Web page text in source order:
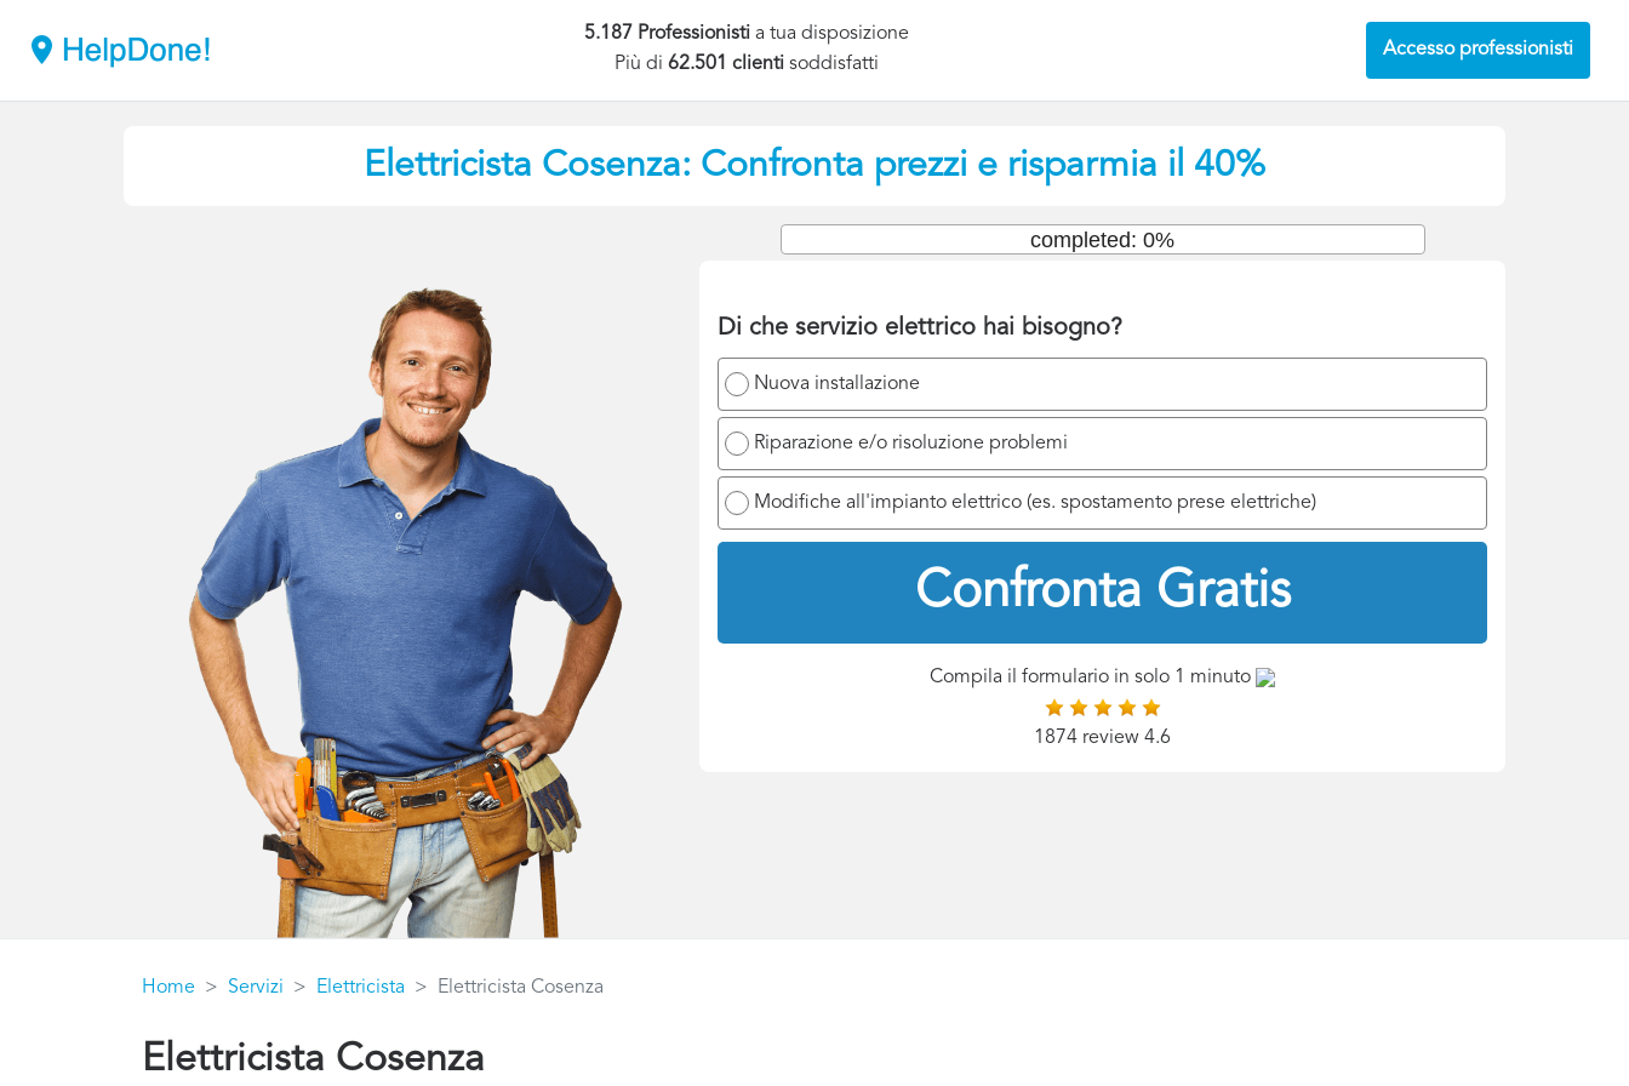
5.187 Professionisti a tua disposizione
Più di62.501 clientisoddisfatti
Accesso professionisti
Elettricista Cosenza: Confronta prezzi e risparmia il 40%
Di che servizio elettrico hai bisogno?
Nuova installazione
Riparazione e/o risoluzione problemi
Modifiche all'impianto elettrico (es. spostamento prese elettriche)
Confronta Gratis
completed: 0%
Compila il formulario in solo 1 minuto
1874 review 4.6
Home Servizi Elettricista Elettricista Cosenza
Elettricista Cosenza